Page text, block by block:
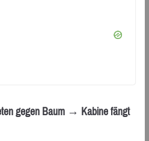
gegen Baum → Kabine fängt